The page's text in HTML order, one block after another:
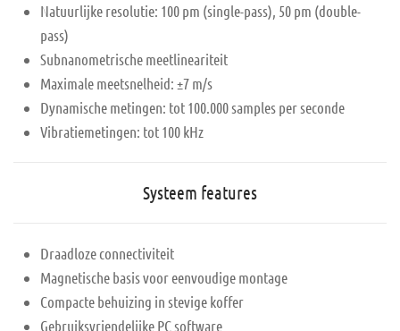
Natuurlijke resolutie: 100 pm (single-pass), 50 pm (double-
pass)
Subnanometrische meetlineariteit
Maximale meetsnelheid: ±7 m/s
Dynamische metingen: tot 100.000 samples per seconde
Vibratiemetingen: tot 100 kHz
Systeem features
Draadloze connectiviteit
Magnetische basis voor eenvoudige montage
Compacte behuizing in stevige koffer
Gebruiksvriendelijke PC software